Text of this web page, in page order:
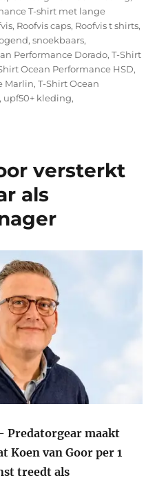
T-shirt met lange
, Roofvis caps, Roofvis t shirts,
,snoekbaars,
Performance Dorado,T-Shirt
Ocean Performance HSD,
Marlin,T-Shirt Ocean
, upf50+ kleding,
versterkt
als
Predatorgear maakt
Koen van Goor per 1
treedt als